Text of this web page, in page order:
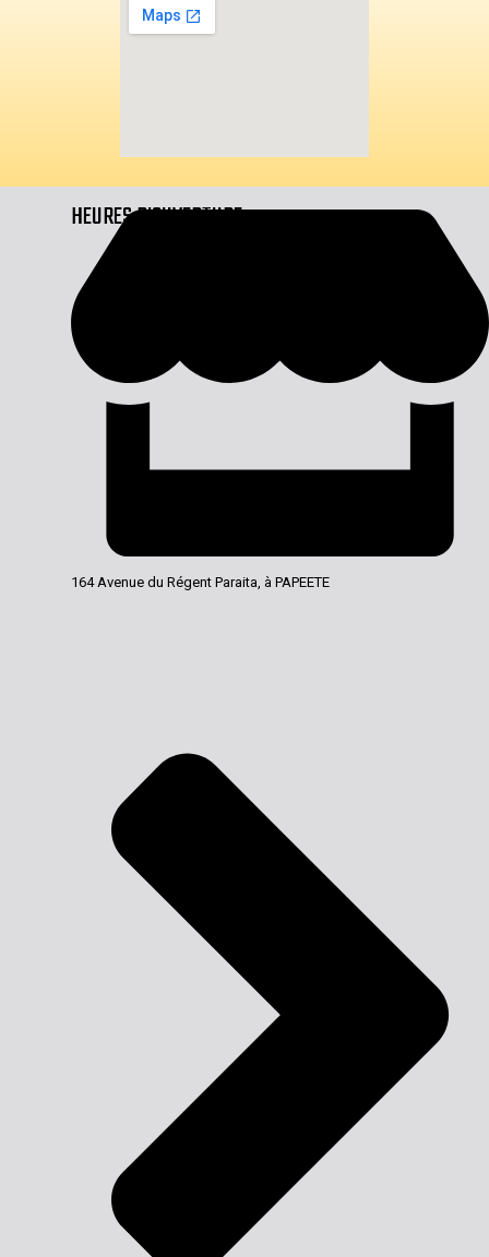
HEURES D'OUVERTURE
164 Avenue du Régent Paraita, à PAPEETE